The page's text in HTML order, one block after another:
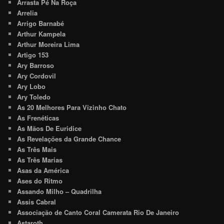
Arrasta Pé Na Roça
Arrelia
Arrigo Barnabé
Arthur Kampela
Arthur Moreira Lima
Artigo 153
Ary Barroso
Ary Cordovil
Ary Lobo
Ary Toledo
As 20 Melhores Para Vizinho Chato
As Frenéticas
As Mãos De Euridice
As Revelações da Grande Chance
As Três Mais
As Três Marias
Asas da América
Ases do Ritmo
Assando Milho – Quadrilha
Assis Cabral
Associação de Canto Coral Camerata Rio De Janeiro